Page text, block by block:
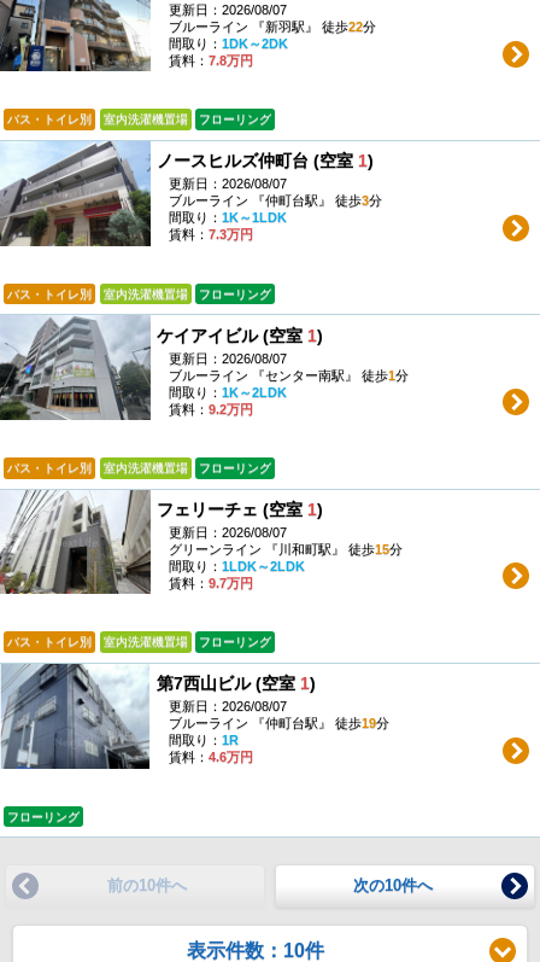
更新日：2026/08/07
ブルーライン 『新羽駅』 徒歩22分
間取り： 1DK～2DK
賃料： 7.8万円
バス・トイレ別 室内洗濯機置場 フローリング
ノースヒルズ仲町台 (空室 1)
更新日：2026/08/07
ブルーライン 『仲町台駅』 徒歩3分
間取り： 1K～1LDK
賃料： 7.3万円
バス・トイレ別 室内洗濯機置場 フローリング
ケイアイビル (空室 1)
更新日：2026/08/07
ブルーライン 『センター南駅』 徒歩1分
間取り： 1K～2LDK
賃料： 9.2万円
バス・トイレ別 室内洗濯機置場 フローリング
フェリーチェ (空室 1)
更新日：2026/08/07
グリーンライン 『川和町駅』 徒歩15分
間取り： 1LDK～2LDK
賃料： 9.7万円
バス・トイレ別 室内洗濯機置場 フローリング
第7西山ビル (空室 1)
更新日：2026/08/07
ブルーライン 『仲町台駅』 徒歩19分
間取り： 1R
賃料： 4.6万円
フローリング
前の10件へ 次の10件へ
表示件数：10件